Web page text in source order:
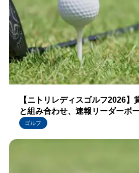
【ニトリレディスゴルフ2026】
と組み合わせ、速報リーダーボ
ゴルフ